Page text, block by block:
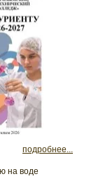
подробнее...
на воде